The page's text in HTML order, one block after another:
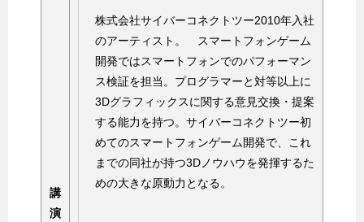
講
演
株式会社サイバーコネクトツー2010年入社
のアーティスト。 スマートフォンゲーム
開発ではスマートフォンでのパフォーマン
ス検証を担当。プログラマーと対等以上に
3Dグラフィックスに関する意見交換・提案
する能力を持つ。サイバーコネクトツー初
めてのスマートフォンゲーム開発で、これ
までの同社が持つ3Dノウハウを発揮するた
めの大きな原動力となる。